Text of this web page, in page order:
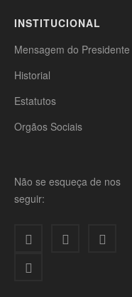
INSTITUCIONAL
Mensagem do Presidente
Historial
Estatutos
Orgãos Sociais
Não se esqueça de nos
seguir: